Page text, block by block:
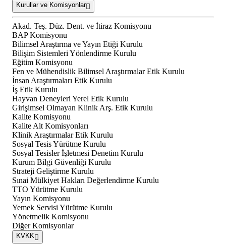
Kurullar ve Komisyonlar
Akad. Teş. Düz. Dent. ve İtiraz Komisyonu
BAP Komisyonu
Bilimsel Araştırma ve Yayın Etiği Kurulu
Bilişim Sistemleri Yönlendirme Kurulu
Eğitim Komisyonu
Fen ve Mühendislik Bilimsel Araştırmalar Etik Kurulu
İnsan Araştırmaları Etik Kurulu
İş Etik Kurulu
Hayvan Deneyleri Yerel Etik Kurulu
Girişimsel Olmayan Klinik Arş. Etik Kurulu
Kalite Komisyonu
Kalite Alt Komisyonları
Klinik Araştırmalar Etik Kurulu
Sosyal Tesis Yürütme Kurulu
Sosyal Tesisler İşletmesi Denetim Kurulu
Kurum Bilgi Güvenliği Kurulu
Strateji Geliştirme Kurulu
Sınai Mülkiyet Hakları Değerlendirme Kurulu
TTO Yürütme Kurulu
Yayın Komisyonu
Yemek Servisi Yürütme Kurulu
Yönetmelik Komisyonu
Diğer Komisyonlar
KVKK